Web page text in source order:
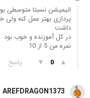
انیمیشن نسبتا متوسطی
پردازی بهتر عمل کنه
داشت
در کل آموزنده و خوب بود
نمره من 5 از 10
▲
0
▼ پاسخ
AREFDRAGON1373